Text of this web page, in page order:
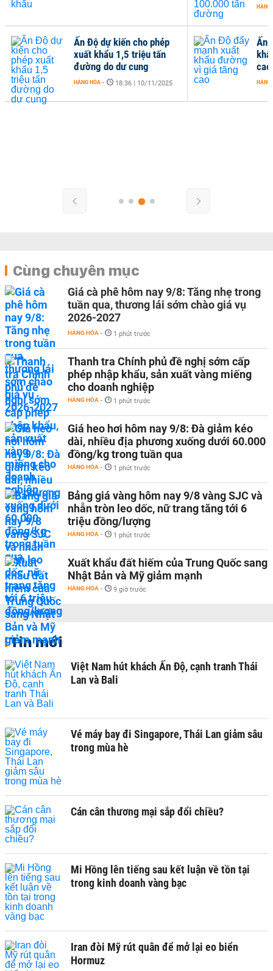
Ấn
cao
HÀNG
Ấn Độ dự kiến cho phép
xuất khẩu 1,5 triệu tấn
đường do dư cung
HÀNG HÓA - 18:36 | 10/11/2025
HÀNG
Cùng chuyên mục
Giá cà phê hôm nay 9/8: Tăng nhẹ trong
tuần qua, thương lái sớm chào giá vụ
2026-2027
HÀNG HÓA - 1 phút trước
Thanh tra Chính phủ đề nghị sớm cấp
phép nhập khẩu, sản xuất vàng miếng
cho doanh nghiệp
HÀNG HÓA - 1 phút trước
Giá heo hơi hôm nay 9/8: Đà giảm kéo
dài, nhiều địa phương xuống dưới 60.000
đồng/kg trong tuần qua
HÀNG HÓA - 1 phút trước
Bảng giá vàng hôm nay 9/8 vàng SJC và
nhẫn tròn leo dốc, nữ trang tăng tới 6
triệu đồng/lượng
HÀNG HÓA - 1 phút trước
Xuất khẩu đất hiếm của Trung Quốc sang
Nhật Bản và Mỹ giảm mạnh
HÀNG HÓA - 9 giờ trước
Tin mới
Việt Nam hút khách Ấn Độ, cạnh tranh Thái
Lan và Bali
Vé máy bay đi Singapore, Thái Lan giảm sâu
trong mùa hè
Cán cân thương mại sắp đổi chiều?
Mi Hồng lên tiếng sau kết luận về tồn tại
trong kinh doanh vàng bạc
Iran đòi Mỹ rút quân để mở lại eo biển
Hormuz